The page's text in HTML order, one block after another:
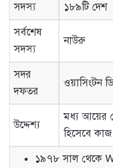
সদস্য
১৮৯টি দেশ
সর্বশেষ
সদস্য
নাউরু
সদর
দফতর
ওয়াসিংটন ডি
উদ্দেশ্য
মধ্য আয়ের
হিসেবে
১৯৭৮ সাল থেকে